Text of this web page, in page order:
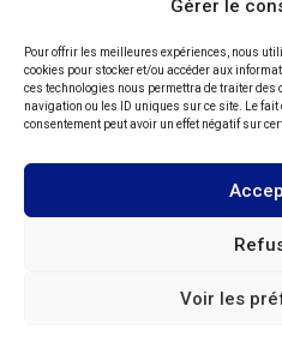
Gérer le
Pour offrir les meilleures expériences, nous
cookies pour stocker et/ou accéder aux
ces technologies nous permettra de traiter des
navigation ou les ID uniques sur ce site. Le
consentement peut avoir un effet négatif sur
Voir les
Bujaleuf, 87460 Bujaleuf
HÉBERGEMENT :
, Chemin des
Fièrement propulsé